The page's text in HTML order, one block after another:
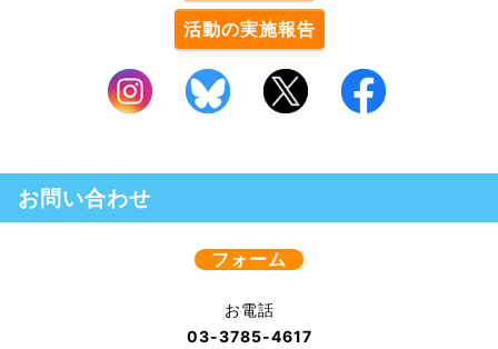
活動の実施報告
お問い合わせ
フォーム
お電話
03-3785-4617